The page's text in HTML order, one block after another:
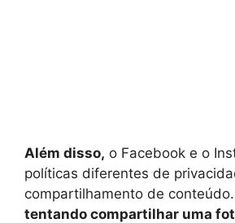
Além disso, o Facebook e o
políticas diferentes de
compartilhamento de conteúdo.
tentando compartilhar uma